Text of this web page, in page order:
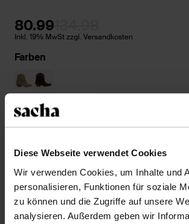
Diese Webseite verwendet Cookies
Wir verwenden Cookies, um Inhalte und
personalisieren, Funktionen für soziale
zu können und die Zugriffe auf unsere
analysieren. Außerdem geben wir
80.99
Inkl. 19% MwSt zzgl. Versandkosten
Farben
Größe auswählen
Trusted Shop-Gütesiegel
Rechnungskauf
14 Tage Bedenkzeit